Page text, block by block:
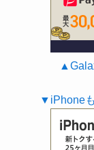
▼iPhone